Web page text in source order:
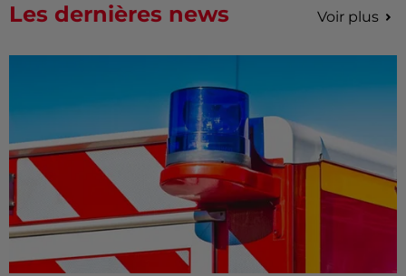
Les dernières news Voir plus